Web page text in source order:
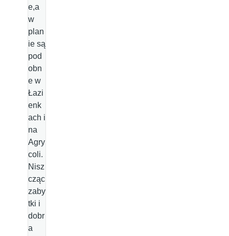
e,a
w
plan
ie są
pod
obn
e w
Łazi
enk
ach i
na
Agry
coli.
Nisz
cząc
zaby
tki i
dobr
a